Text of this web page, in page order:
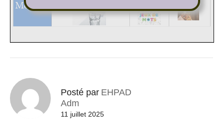
Posté par EHPAD
Adm
11 juillet 2025